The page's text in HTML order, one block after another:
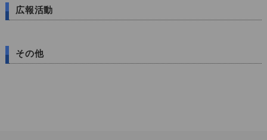
広報活動
その他